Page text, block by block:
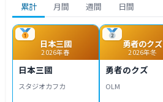
累計 月間 週間 日間
日本三國
2026年春
日本三國
スタジオカフカ
勇者のクズ
2026年冬
勇者のクズ
OLM